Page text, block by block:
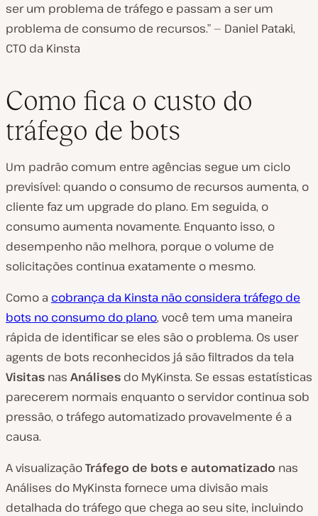
ser um problema de tráfego e passam a ser um
problema de consumo de recursos.” — Daniel Pataki,
CTO da Kinsta
Como fica o custo do
tráfego de bots
Um padrão comum entre agências segue um ciclo
previsível: quando o consumo de recursos aumenta, o
cliente faz um upgrade do plano. Em seguida, o
consumo aumenta novamente. Enquanto isso, o
desempenho não melhora, porque o volume de
solicitações continua exatamente o mesmo.
Como a cobrança da Kinsta não considera tráfego de
bots no consumo do plano, você tem uma maneira
rápida de identificar se eles são o problema. Os user
agents de bots reconhecidos já são filtrados da tela
Visitas nas Análises do MyKinsta. Se essas estatísticas
parecerem normais enquanto o servidor continua sob
pressão, o tráfego automatizado provavelmente é a
causa.
A visualizaçãoTráfego de bots e automatizado nas
Análises do MyKinsta fornece uma divisão mais
detalhada do tráfego que chega ao seu site, incluindo